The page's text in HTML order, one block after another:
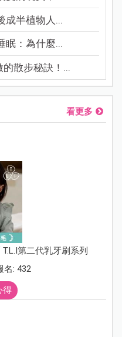
成半植物人...
眠：為什麼...
散步秘訣！...
看更多
第二代乳牙刷系列
名: 432
得